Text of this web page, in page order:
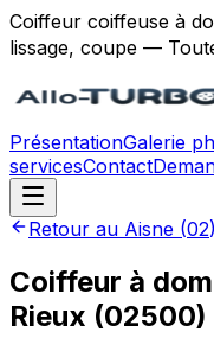
Coiffeur coiffeuse à
lissage, coupe —
PrésentationGalerie
servicesContact
Retour au Aisne (02)
Coiffeur à
Rieux (02500)